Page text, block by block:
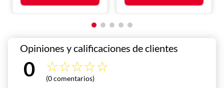
☆☆☆☆☆
0
(0 comentarios)